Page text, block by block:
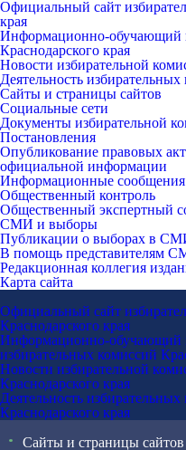
Официальный сайт
края
Информационно-обучающий
Краснодарского края
Новости избирательной
Деятельность
Сайты и страницы сайтов
Социальные сети
Документы избирательной
Постановления
Опубликование правовых
официальной информации
Информационные сообщения
Общественный контроль
Общественный экспертный
СМИ и выборы
Публикации о выборах в
В помощь представителям
Редакционная коллегия
Карта сайта
Официальный сайт
Краснодарского края
Информационно-обучающий
избирательных комиссий
Новости избирательной
Краснодарского края
Деятельность
Краснодарского края
Сайты и страницы сайтов